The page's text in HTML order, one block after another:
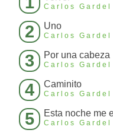
Carlos Gardel
2 Uno
Carlos Gardel
3 Por una cabeza
Carlos Gardel
4 Caminito
Carlos Gardel
5 Esta noche me
Carlos Gardel